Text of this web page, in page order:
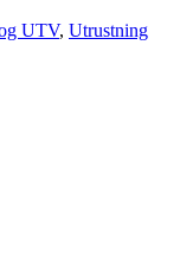
UTV, Utrustning